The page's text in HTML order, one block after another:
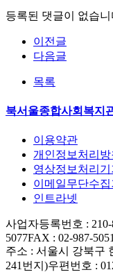
등록된 댓글이 없습니
이전글
다음글
목록
북서울종합사회복지
이용약관
개인정보처리방
영상정보처리기
이메일무단수집
인트라넷
사업자등록번호 : 210-
5077FAX : 02-987-5051
주소 : 서울시 강북구
241번지)우편번호 :